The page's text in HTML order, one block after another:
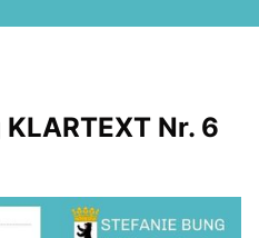
Nr. 6